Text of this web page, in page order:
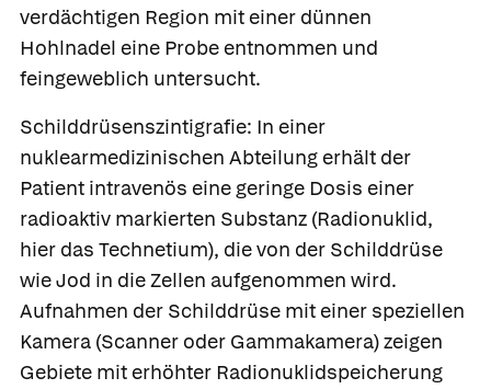
verdächtigen Region mit einer dünnen
Hohlnadel eine Probe entnommen und
feingeweblich untersucht.
Schilddrüsenszintigrafie: In einer
nuklearmedizinischen Abteilung erhält der
Patient intravenös eine geringe Dosis einer
radioaktiv markierten Substanz (Radionuklid,
hier das Technetium), die von der Schilddrüse
wie Jod in die Zellen aufgenommen wird.
Aufnahmen der Schilddrüse mit einer speziellen
Kamera (Scanner oder Gammakamera) zeigen
Gebiete mit erhöhter Radionuklidspeicherung